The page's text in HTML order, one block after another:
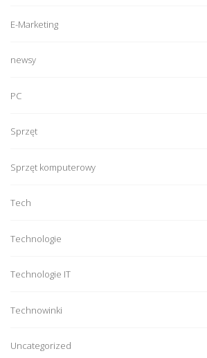
E-Marketing
newsy
PC
Sprzęt
Sprzęt komputerowy
Tech
Technologie
Technologie IT
Technowinki
Uncategorized